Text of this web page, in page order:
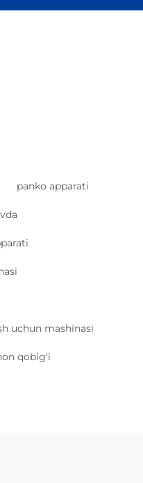
panko apparati
uchun mashinasi
qobig'i